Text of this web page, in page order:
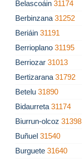
Belascoáin 31174
Berbinzana 31252
Beriáin 31191
Berrioplano 31195
Berriozar 31013
Bertizarana 31792
Betelu 31890
Bidaurreta 31174
Biurrun-olcoz 31398
Buñuel 31540
Burguete 31640